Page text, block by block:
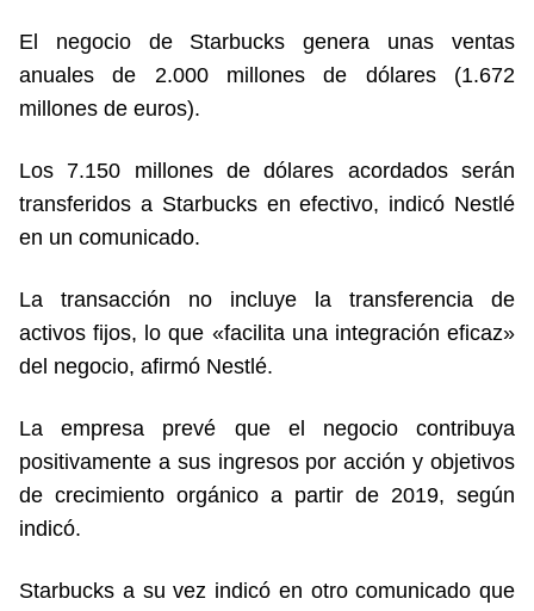
El negocio de Starbucks genera unas ventas
anuales de 2.000 millones de dólares (1.672
millones de euros).
Los 7.150 millones de dólares acordados serán
transferidos a Starbucks en efectivo, indicó Nestlé
en un comunicado.
La transacción no incluye la transferencia de
activos fijos, lo que «facilita una integración eficaz»
del negocio, afirmó Nestlé.
La empresa prevé que el negocio contribuya
positivamente a sus ingresos por acción y objetivos
de crecimiento orgánico a partir de 2019, según
indicó.
Starbucks a su vez indicó en otro comunicado que